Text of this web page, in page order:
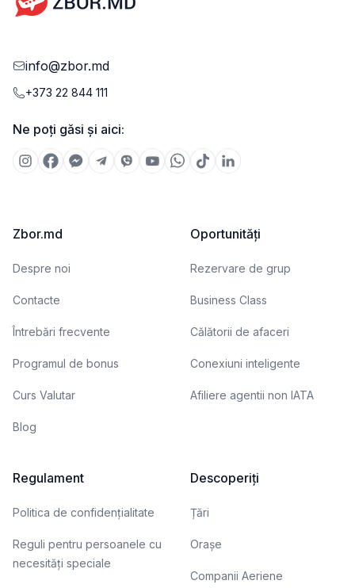
info@zbor.md
+373 22 844 111
Ne poți găsi și aici:
Zbor.md
Despre noi
Contacte
Întrebări frecvente
Programul de bonus
Curs Valutar
Blog
Oportunități
Rezervare de grup
Business Class
Călătorii de afaceri
Conexiuni inteligente
Afiliere agentii non IATA
Regulament
Politica de confidențialitate
Reguli pentru persoanele cu
necesități speciale
Descoperiți
Țări
Orașe
Companii Aeriene